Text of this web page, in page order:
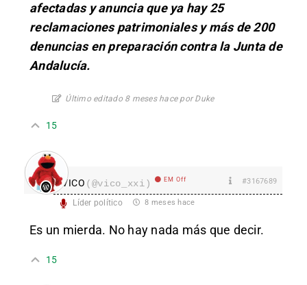
afectadas y anuncia que ya hay 25
reclamaciones patrimoniales y más de 200
denuncias en preparación contra la Junta de
Andalucía.
Último editado 8 meses hace por Duke
15
VICO (@vico_xxi) EM Off #3167689
Líder político 8 meses hace
Es un mierda. No hay nada más que decir.
15